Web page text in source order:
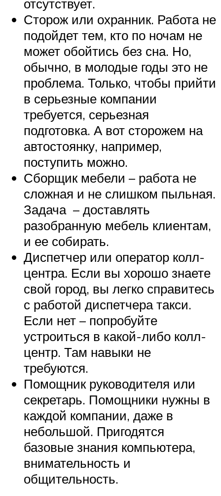
отсутствует.
Сторож или охранник. Работа не
подойдет тем, кто по ночам не
может обойтись без сна. Но,
обычно, в молодые годы это не
проблема. Только, чтобы прийти
в серьезные компании
требуется, серьезная
подготовка. А вот сторожем на
автостоянку, например,
поступить можно.
Сборщик мебели – работа не
сложная и не слишком пыльная.
Задача – доставлять
разобранную мебель клиентам,
и ее собирать.
Диспетчер или оператор колл-
центра. Если вы хорошо знаете
свой город, вы легко справитесь
с работой диспетчера такси.
Если нет – попробуйте
устроиться в какой-либо колл-
центр. Там навыки не
требуются.
Помощник руководителя или
секретарь. Помощники нужны в
каждой компании, даже в
небольшой. Пригодятся
базовые знания компьютера,
внимательность и
общительность.